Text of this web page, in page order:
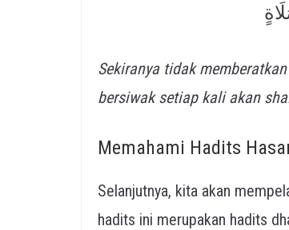
Sekiranya tidak
bersiwak setiap kali akan
Memahami Hadits
Selanjutnya, kita akan
hadits ini merupakan hadits